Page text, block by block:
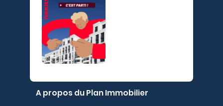
A propos du Plan Immobilier